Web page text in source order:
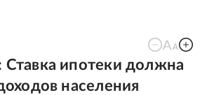
Ставка ипотеки должна
населения